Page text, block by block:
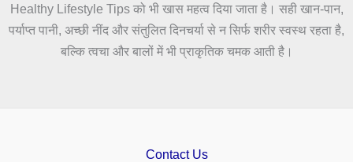
Healthy Lifestyle Tips को भी खास महत्व दिया जाता है। सही खान-पान,
पर्याप्त पानी, अच्छी नींद और संतुलित दिनचर्या से न सिर्फ शरीर स्वस्थ रहता है,
बल्कि त्वचा और बालों में भी प्राकृतिक चमक आती है।
Contact Us